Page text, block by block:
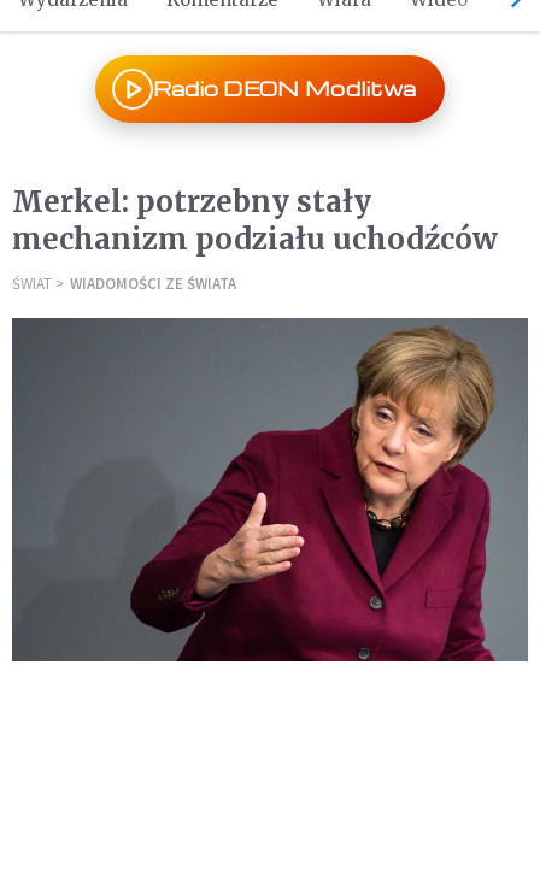
Radio DEON Modlitwa
Merkel: potrzebny stały
mechanizm podziału uchodźców
ŚWIAT WIADOMOŚCI ZE ŚWIATA